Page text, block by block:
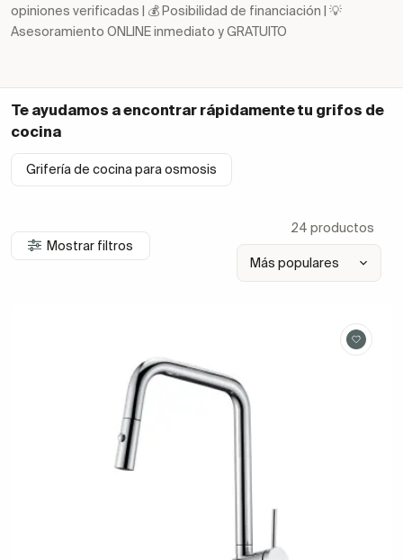
opiniones verificadas | 💰 Posibilidad de financiación | 💡
Asesoramiento ONLINE inmediato y GRATUITO
Te ayudamos a encontrar rápidamente tu grifos de
cocina
Grifería de cocina para osmosis
Mostrar filtros
24 productos